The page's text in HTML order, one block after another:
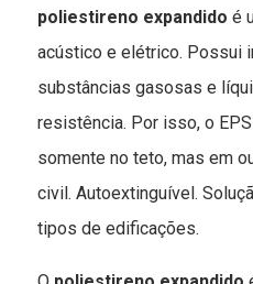
poliestireno expandidoé
acústico e elétrico. Possui
substâncias gasosas e
resistência. Por isso, o
somente no teto, mas em
civil. Autoextinguível.
tipos de edificações.